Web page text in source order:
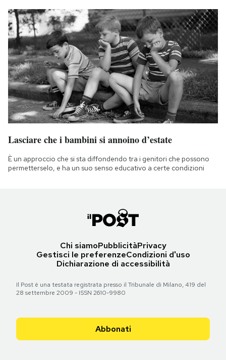
Lasciare che i bambini si annoino d’estate
È un approccio che si sta diffondendo tra i genitori che possono
permetterselo, e ha un suo senso educativo a certe condizioni
Chi siamoPubblicitàPrivacy
Gestisci le preferenzeCondizioni d'uso
Dichiarazione di accessibilità
Il Post è una testata registrata presso il Tribunale di Milano, 419 del
28 settembre 2009 - ISSN 2610-9980
Abbonati